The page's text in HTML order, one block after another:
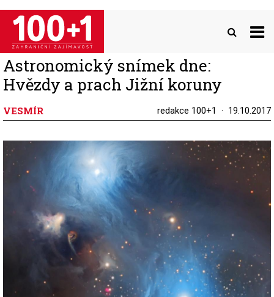
Přejít
hlavnímu
obsahu
Astronomický snímek dne:
Hvězdy a prach Jižní koruny
VESMÍR redakce 100+1 19.10.2017